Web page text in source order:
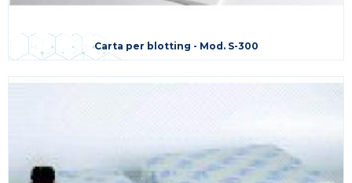
Carta per blotting - Mod. S-300